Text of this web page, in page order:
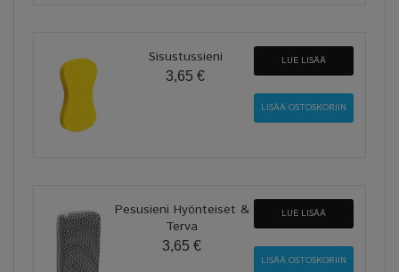
Sisustussieni
3,65 €
LUE LISÄÄ
Pesusieni Hyönteiset &
Terva
3,65 €
LUE LISÄÄ